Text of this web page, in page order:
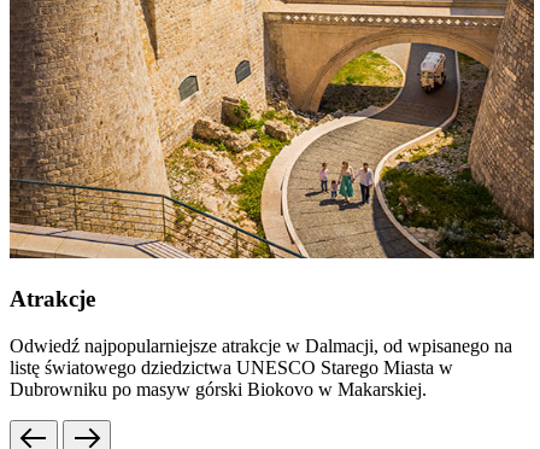
Atrakcje
Odwiedź najpopularniejsze atrakcje w Dalmacji, od wpisanego na
listę światowego dziedzictwa UNESCO Starego Miasta w
Dubrowniku po masyw górski Biokovo w Makarskiej.